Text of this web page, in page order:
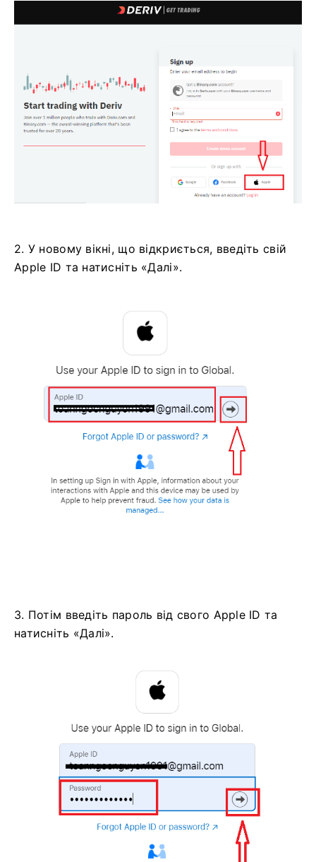
2. У новому вікні, що відкриється, введіть свій
Apple ID та натисніть «Далі».
3. Потім введіть пароль від свого Apple ID та
натисніть «Далі».